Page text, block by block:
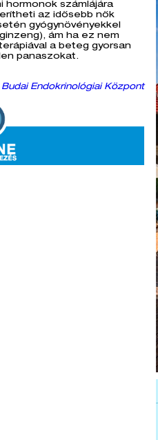
hormonok számlájára
az idősebb nők
gyógynövényekkel
ám ha ez nem
a beteg gyorsan
panaszokat.
Budai Endokrinológiai Központ